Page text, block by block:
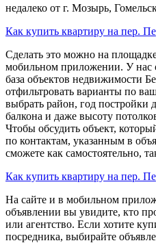
недалеко от г. Мозырь,
Как купить квартиру на пер.
Сделать это можно на
мобильном приложении. У нас
база объектов недвижимости
отфильтровать варианты по
выбрать район, год постройки
балкона и даже высоту
Чтобы обсудить объект,
по контактам, указанным в
сможете как самостоятельно,
Как купить квартиру на пер.
На сайте и в мобильном
объявлении вы увидите, кто
или агентство. Если хотите
посредника, выбирайте